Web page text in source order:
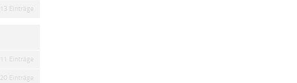
13 Einträge
11 Einträge
20 Einträge